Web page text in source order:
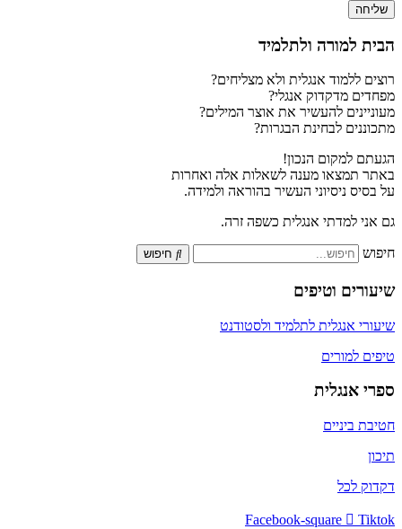
שליחה
הבית למורה ולתלמיד
רוצים ללמוד אנגלית ולא מצליחים?
מפחדים מדקדוק אנגלי?
מעוניינים להעשיר את אוצר המילים?
מתכוננים לבחינת הבגרות?
הגעתם למקום הנכון!
באתר תמצאו מענה לשאלות אלה ואחרות
על בסיס ניסיוני העשיר בהוראה ולמידה.
גם אני למדתי אנגלית כשפה זרה.
חיפוש חיפוש
שיעורים וטיפים
שיעורי אנגלית לתלמיד ולסטודנט
טיפים למורים
ספרי אנגלית
חטיבת ביניים
תיכון
דקדוק לכל
Facebook-square Tiktok